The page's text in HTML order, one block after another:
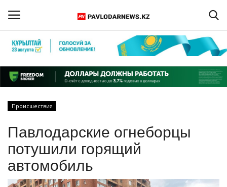
Регистрация
Главная
ПАВЛОДАРСКАЯ ОБЛАСТЬ
КАЗАХСТАН
Происшествия
Павлодарские огнеборцы
потушили горящий
автомобиль